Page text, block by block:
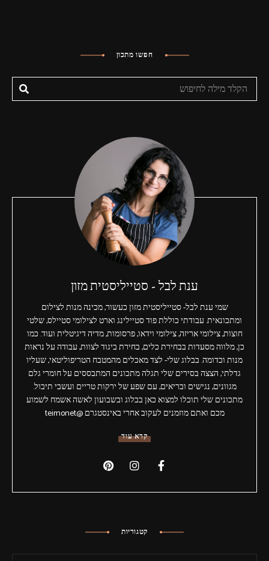
חפשו מתכון
ענת לבל - סטייליסטית מזון
שמי ענת לבל- סטייליסטית מזון כעשור, מכינה מנות לצילום
ומתכונאית. עבודתי כוללת פוד סטיילינג וארט לצילומי סטיילס, שלטי
חוצות, צילומי אריזה, צילומי וידאו, פרסומות, מדיה דיגיטלית ועוד. כמו
כן, מלווה מסעדות בבחירת כלים, בחירת ביגוד לצוות, עבודה על נראות
מנות וכדומה. בבלוג שלי- לצד מאכלים מהמטבח הטריפוליטאי, שעליו
גדלתי, הצצה בסירים שלי תגלה מתכונים המתבססים על חומרי גלם
מגוונים, נגישים ובריאים, עם שפע של ירקות טריים ועשבי תיבול.
מתכונים שלי תוכלו למצוא כאן בבלוג ובשבועון לאשה אשמח לשמוע
מכם ואתם מוזמנים לעקוב אחרי באינסטגרם @teimonet
קרא עוד
קטגוריות